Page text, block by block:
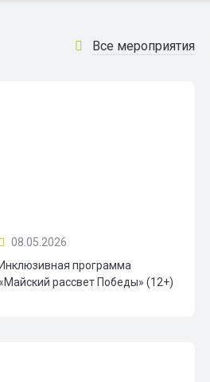
Все мероприятия
08.05.2026
Инклюзивная программа
рассвет Победы» (12+)